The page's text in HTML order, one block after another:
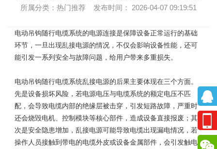
所属分类：热门推荐 发布时间： 2026-04-07 09:19:51
电动吊钩随行电缆系统的电源连接是保障设备正常运行的基础
环节，一旦出现乱接电源的情况，不仅会影响设备性能，还可
能引发一系列安全与故障问题，给用户带来多重损失。
电动吊钩随行电缆系统乱接电源的后果主要体现在三个方面。
先是设备损坏风险，若电源电压与电缆系统的额定电压不匹
配，会导致电缆内部的绝缘层被击穿，引发短路故障，严重时
还会烧毁电机、控制模块等核心部件，造成设备直接报废；其
次是安全隐患增加，乱接电源可能导致电缆出现漏电情况，若
操作人员接触到带电的电缆外皮或设备金属部件，会引发触电